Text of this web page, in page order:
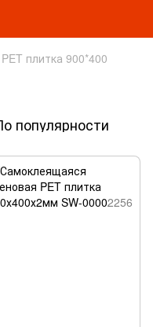
PET плитка 900*400
популярности